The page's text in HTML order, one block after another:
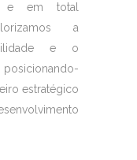
e em total
a
e o
estratégico